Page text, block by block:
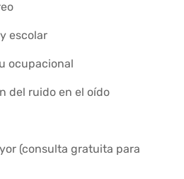
escolar
ocupacional
del ruido en el oído
(consulta gratuita para